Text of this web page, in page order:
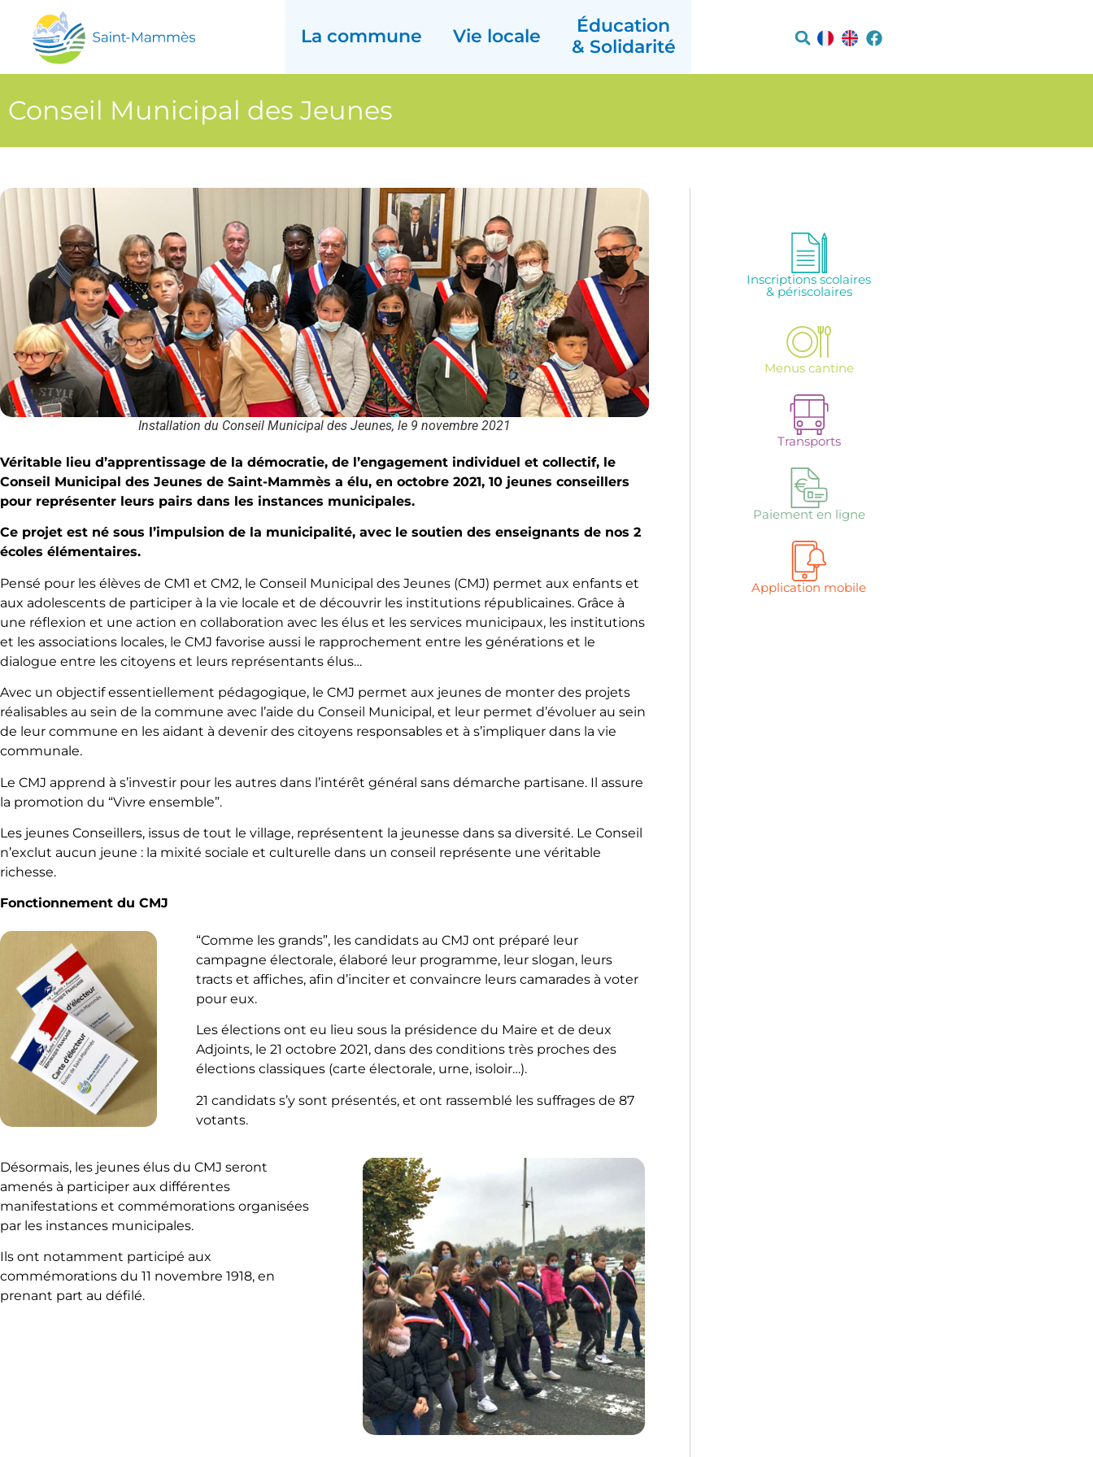
La commune Vie locale
Éducation
& Solidarité
Conseil Municipal des Jeunes
Installation du Conseil Municipal des Jeunes, le 9 novembre 2021
Véritable lieu d’apprentissage de la démocratie, de l’engagement individuel et collectif, le
Conseil Municipal des Jeunes de Saint-Mammès a élu, en octobre 2021, 10 jeunes conseillers
pour représenter leurs pairs dans les instances municipales.
Ce projet est né sous l’impulsion de la municipalité, avec le soutien des enseignants de nos 2
écoles élémentaires.
Pensé pour les élèves de CM1 et CM2, le Conseil Municipal des Jeunes (CMJ) permet aux enfants et
aux adolescents de participer à la vie locale et de découvrir les institutions républicaines. Grâce à
une réflexion et une action en collaboration avec les élus et les services municipaux, les institutions
et les associations locales, le CMJ favorise aussi le rapprochement entre les générations et le
dialogue entre les citoyens et leurs représentants élus…
Avec un objectif essentiellement pédagogique, le CMJ permet aux jeunes de monter des projets
réalisables au sein de la commune avec l’aide du Conseil Municipal, et leur permet d’évoluer au sein
de leur commune en les aidant à devenir des citoyens responsables et à s’impliquer dans la vie
communale.
Le CMJ apprend à s’investir pour les autres dans l’intérêt général sans démarche partisane. Il assure
la promotion du “Vivre ensemble”.
Les jeunes Conseillers, issus de tout le village, représentent la jeunesse dans sa diversité. Le Conseil
n’exclut aucun jeune : la mixité sociale et culturelle dans un conseil représente une véritable
richesse.
Fonctionnement du CMJ
“Comme les grands”, les candidats au CMJ ont préparé leur
campagne électorale, élaboré leur programme, leur slogan, leurs
tracts et affiches, afin d’inciter et convaincre leurs camarades à voter
pour eux.
Les élections ont eu lieu sous la présidence du Maire et de deux
Adjoints, le 21 octobre 2021, dans des conditions très proches des
élections classiques (carte électorale, urne, isoloir…).
21 candidats s’y sont présentés, et ont rassemblé les suffrages de 87
votants.
Désormais, les jeunes élus du CMJ seront
amenés à participer aux différentes
manifestations et commémorations organisées
par les instances municipales.
Ils ont notamment participé aux
commémorations du 11 novembre 1918, en
prenant part au défilé.
Inscriptions scolaires
& périscolaires
Menus cantine
Transports
Paiement en ligne
Application mobile